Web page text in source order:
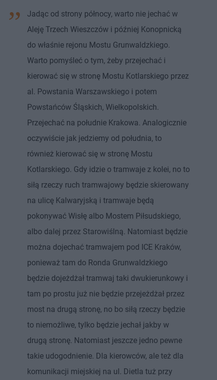
Jadąc od strony północy, warto nie jechać w
Aleję Trzech Wieszczów i później Konopnicką
do właśnie rejonu Mostu Grunwaldzkiego.
Warto pomyśleć o tym, żeby przejechać i
kierować się w stronę Mostu Kotlarskiego przez
al. Powstania Warszawskiego i potem
Powstańców Śląskich, Wielkopolskich.
Przejechać na południe Krakowa. Analogicznie
oczywiście jak jedziemy od południa, to
również kierować się w stronę Mostu
Kotlarskiego. Gdy idzie o tramwaje z kolei, no to
siłą rzeczy ruch tramwajowy będzie skierowany
na ulicę Kalwaryjską i tramwaje będą
pokonywać Wisłę albo Mostem Piłsudskiego,
albo dalej przez Starowiślną. Natomiast będzie
można dojechać tramwajem pod ICE Kraków,
ponieważ tam do Ronda Grunwaldzkiego
będzie dojeżdżał tramwaj taki dwukierunkowy i
tam po prostu już nie będzie przejeżdżał przez
most na drugą stronę, no bo siłą rzeczy będzie
to niemożliwe, tylko będzie jechał jakby w
drugą stronę. Natomiast jeszcze jedno pewne
takie udogodnienie. Dla kierowców, ale też dla
komunikacji miejskiej na ul. Dietla tuż przy